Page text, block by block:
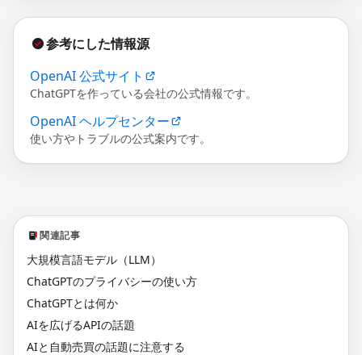
参考にした情報源
OpenAI 公式サイト
ChatGPTを作っている会社の公式情報です。
OpenAI ヘルプセンター
使い方やトラブルの公式案内です。
関連記事
大規模言語モデル（LLM）
ChatGPTのプライバシーの使い方
ChatGPTとは何か
AIを広げるAPIの話題
AIと自動売買の話題に注意する